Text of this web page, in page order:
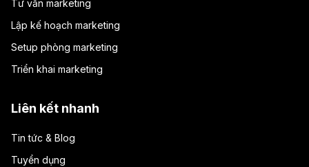
Tư vấn marketing
Lập kế hoạch marketing
Setup phòng marketing
Triển khai marketing
Liên kết nhanh
Tin tức & Blog
Tuyển dụng